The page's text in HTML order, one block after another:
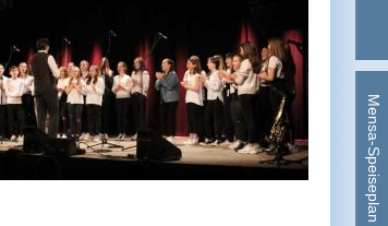
Mensa-Speiseplan